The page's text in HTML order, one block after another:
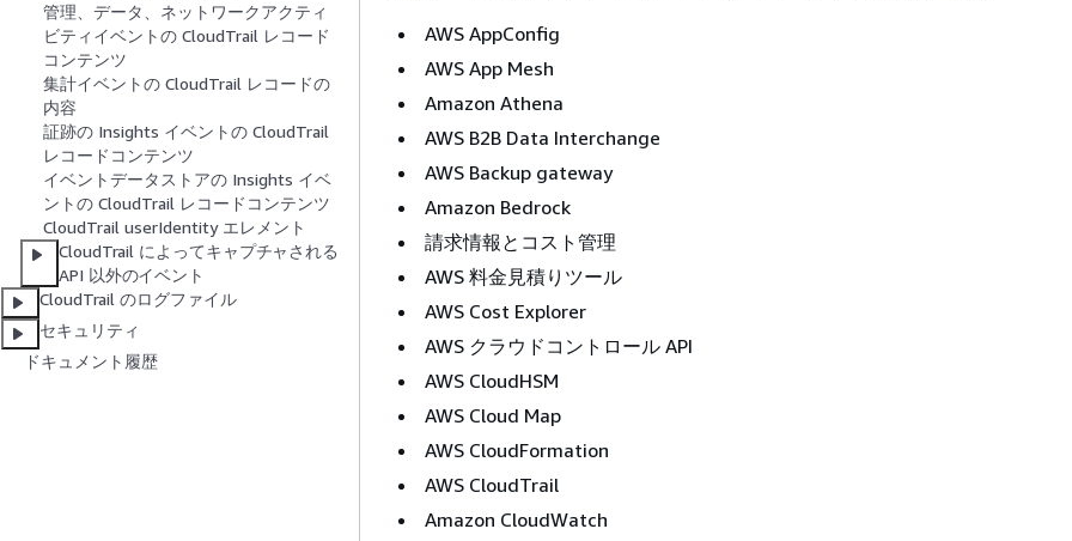
管理、データ、ネットワークアクティ
ビティイベントの CloudTrail レコード
コンテンツ
集計イベントの CloudTrail レコードの
内容
証跡の Insights イベントの CloudTrail
レコードコンテンツ
イベントデータストアの Insights イベ
ントの CloudTrail レコードコンテンツ
CloudTrail userIdentity エレメント
CloudTrail によってキャプチャされる
API 以外のイベント
CloudTrail のログファイル
セキュリティ
ドキュメント履歴
AWS AppConfig
AWS App Mesh
Amazon Athena
AWS B2B Data Interchange
AWS Backup gateway
Amazon Bedrock
請求情報とコスト管理
AWS 料金見積りツール
AWS Cost Explorer
AWS クラウドコントロール API
AWS CloudHSM
AWS Cloud Map
AWS CloudFormation
AWS CloudTrail
Amazon CloudWatch